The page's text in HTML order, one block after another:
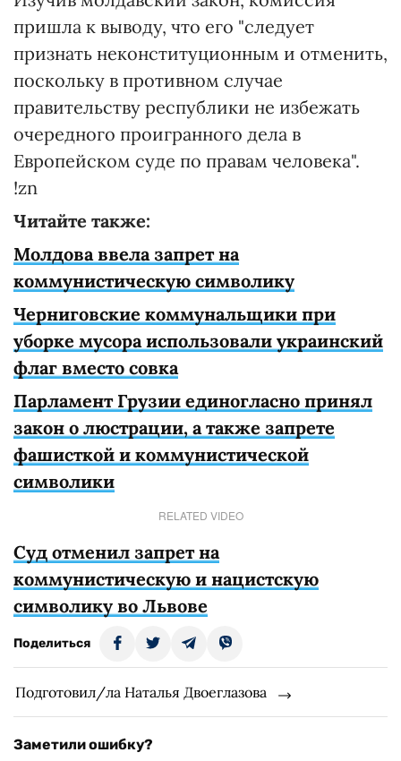
пришла к выводу, что его "следует
признать неконституционным и отменить,
поскольку в противном случае
правительству республики не избежать
очередного проигранного дела в
Европейском суде по правам человека".
!zn
Читайте также:
Молдова ввела запрет на
коммунистическую символику
Черниговские коммунальщики при
уборке мусора использовали украинский
флаг вместо совка
Парламент Грузии единогласно принял
закон о люстрации, а также запрете
фашисткой и коммунистической
символики
RELATED VIDEO
Суд отменил запрет на
коммунистическую и нацистскую
символику во Львове
Поделиться
Подготовил/ла Наталья Двоеглазова
Заметили ошибку?